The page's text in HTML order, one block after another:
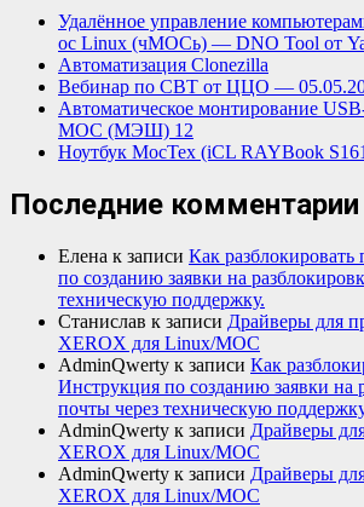
Удалённое управление
ос Linux (чМОСь) — DNO Tool от
Автоматизация Clonezilla
Вебинар по СВТ от ЦЦО —
Автоматическое монтирование
МОС (МЭШ) 12
Ноутбук МосТех (iCL RAYBook
Последние комментарии
Елена к записи Как
по созданию заявки на
техническую поддержку.
Станислав к записи Драйверы для
XEROX для Linux/МОС
AdminQwerty к записи Как
Инструкция по созданию заявки на
почты через техническую
AdminQwerty к записи Драйверы
XEROX для Linux/МОС
AdminQwerty к записи Драйверы
XEROX для Linux/МОС